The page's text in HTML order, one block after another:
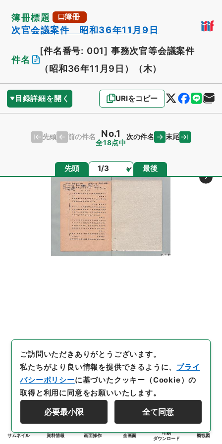
簿冊標題 簿冊
次官会議案件 昭和36年11月9日
件名
[件名番号: 001] 事務次官等会議案件
（昭和36年11月9日）（木）
目録詳細を開く URIをコピー
先頭 前の件名 No.1
全18点中
次の件名 末尾
先頭 ページ 最後
サムネイル 資料情報 画面操作 全画面
印刷
ダウンロード
概観図
ご訪問いただきありがとうございます。
私たちがより良い情報を提供できるように、 プライ
バシーポリシーに基づいたクッキー（Cookie）の
取得と利用に同意をお願いいたします。
必要最小限 全て同意